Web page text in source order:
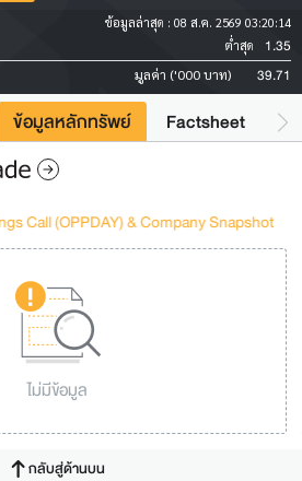
ข้อมูลล่าสุด : 08 ส.ค. 2569 03:20:14
ต่ำสุด 1.35
มูลค่า ('000 บาท) 39.71
ข้อมูลหลักทรัพย์ Factsheet
Call (OPPDAY) & Company Snapshot
ไม่มีข้อมูล
กลับสู่ด้านบน